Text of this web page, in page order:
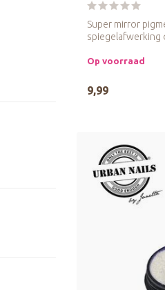
Super mirror
spiegelafwerking
Op voorraad
9,99